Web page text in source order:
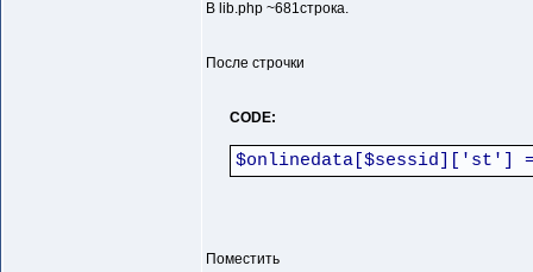
В lib.php ~681строка.
После строчки
CODE:
$onlinedata[$sessid]['st']
Поместить